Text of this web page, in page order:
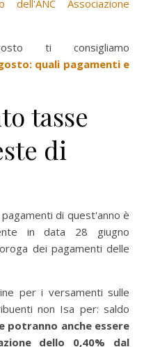
Associazione
ti consigliamo
quali pagamenti e
tasse
di
di quest'anno è
in data 28 giugno
dei pagamenti delle
per i versamenti sulle
non Isa per: saldo
potranno anche essere
dello 0,40% dal